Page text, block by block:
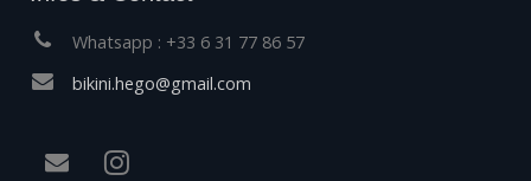
Whatsapp : +33 6 31 77 86 57
bikini.hego@gmail.com